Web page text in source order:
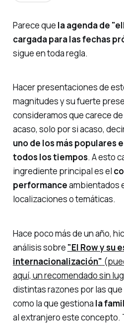
Parece que la agenda de
cargada para las fechas
sigue en toda regla.
Hacer presentaciones de
magnitudes y su fuerte
consideramos que carece
acaso, solo por si acaso,
uno de los más populares
todos los tiempos. A esto
ingrediente principal es el
performanceambientados
localizaciones o temáticas.
Hace poco más de un año,
análisis sobre "El Row y su
internacionalización"
aquí, un recomendado sin
distintas razones por las
como la que gestiona la
al extranjero este concepto.